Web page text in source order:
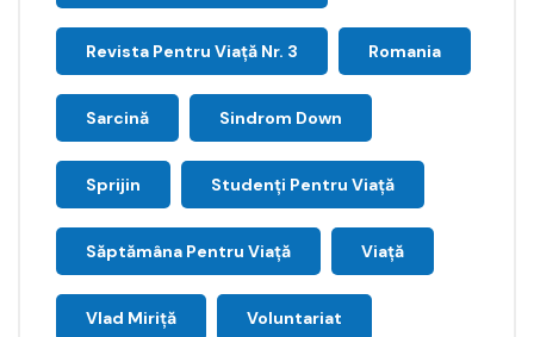
Revista Pentru Viață Nr. 3 Romania
Sarcină Sindrom Down
Sprijin Studenți Pentru Viață
Săptămâna Pentru Viaţă Viață
Vlad Miriță Voluntariat